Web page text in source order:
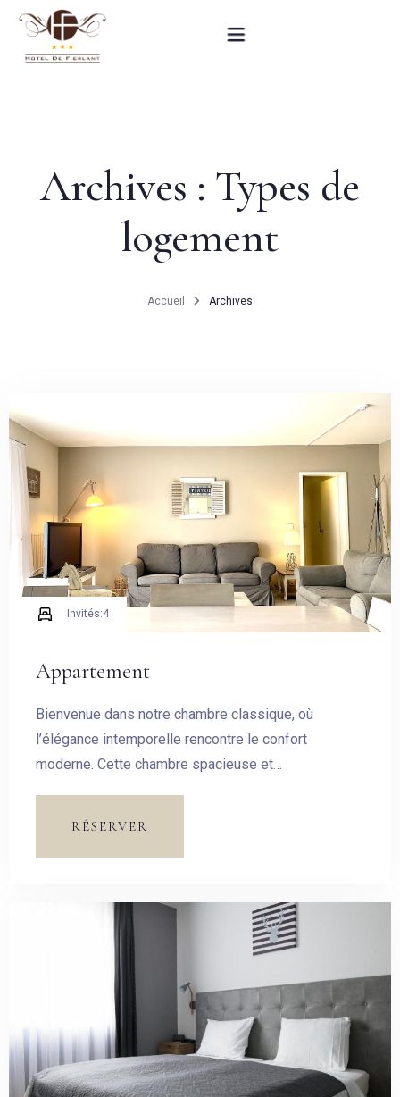
Informations pratiques
Contact
English
Archives : Types de
logement
Accueil Archives
Appartement
Bienvenue dans notre chambre classique, où
l’élégance intemporelle rencontre le confort
moderne. Cette chambre spacieuse et
Invités:4
RÉSERVER